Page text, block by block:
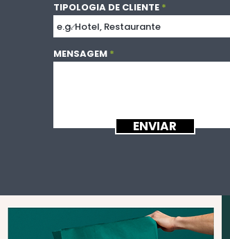
TIPOLOGIA DE CLIENTE
MENSAGEM
ENVIAR